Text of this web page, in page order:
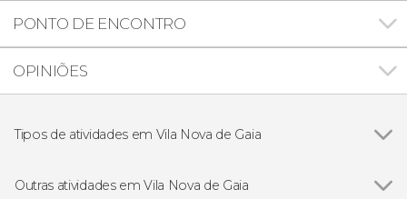
PONTO DE ENCONTRO
OPINIÕES
Tipos de atividades em Vila Nova de Gaia
Outras atividades em Vila Nova de Gaia